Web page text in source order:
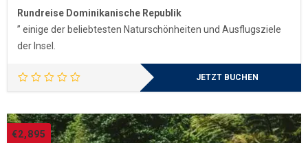
Rundreise Dominikanische Republik
” einige der beliebtesten Naturschönheiten und Ausflugsziele
der Insel.
JETZT BUCHEN
€2,895